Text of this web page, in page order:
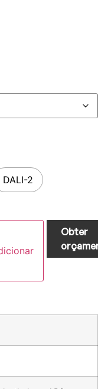
DALI-2
Obter